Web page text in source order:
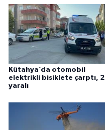
Kütahya’da otomobil
elektrikli bisiklete çarptı, 2
yaralı